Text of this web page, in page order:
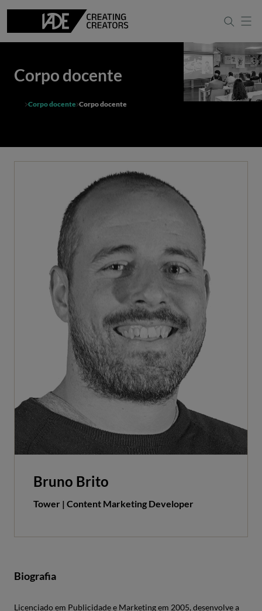
Corpo docente
Corpo docente Corpo docente
Bruno Brito
Tower | Content Marketing Developer
Biografia
Licenciado em Publicidade e Marketing em 2005, desenvolve a